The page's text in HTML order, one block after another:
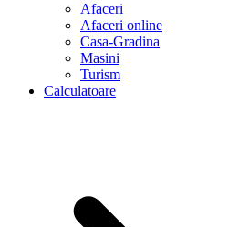
Afaceri
Afaceri online
Casa-Gradina
Masini
Turism
Calculatoare